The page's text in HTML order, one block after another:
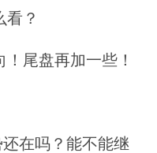
于便利而导致
实在加大基建
期间，如果开车
看？
尾盘再加一些！
还在吗？能不能继